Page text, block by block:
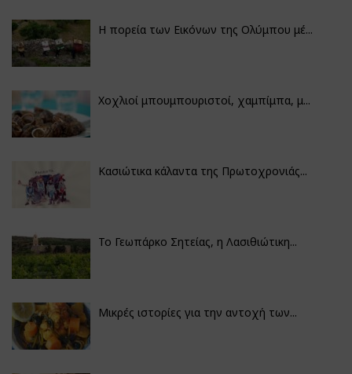
Η πορεία των Εικόνων της Ολύμπου μέ...
Χοχλιοί μπουμπουριστοί, χαμπίμπα, μ...
Κασιώτικα κάλαντα της Πρωτοχρονιάς...
Το Γεωπάρκο Σητείας, η Λασιθιώτικη...
Μικρές ιστορίες για την αντοχή των...